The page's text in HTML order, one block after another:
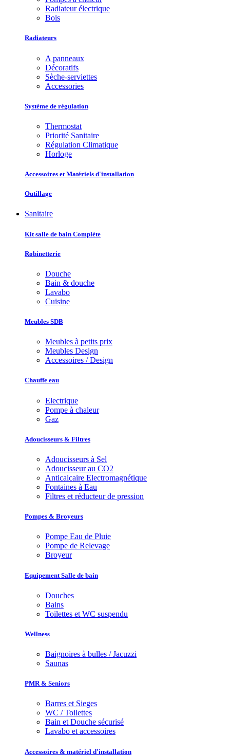
Radiateur électrique
Bois
Radiateurs
A panneaux
Décoratifs
Sèche-serviettes
Accessories
Système de régulation
Thermostat
Priorité Sanitaire
Régulation Climatique
Horloge
Accessoires et Matériels d'installation
Outillage
Sanitaire
Kit salle de bain Complète
Robinetterie
Douche
Bain & douche
Lavabo
Cuisine
Meubles SDB
Meubles à petits prix
Meubles Design
Accessoires / Design
Chauffe eau
Electrique
Pompe à chaleur
Gaz
Adoucisseurs & Filtres
Adoucisseurs à Sel
Adoucisseur au CO2
Anticalcaire Electromagnétique
Fontaines à Eau
Filtres et réducteur de pression
Pompes & Broyeurs
Pompe Eau de Pluie
Pompe de Relevage
Broyeur
Equipement Salle de bain
Douches
Bains
Toilettes et WC suspendu
Wellness
Baignoires à bulles / Jacuzzi
Saunas
PMR & Seniors
Barres et Sieges
WC / Toilettes
Bain et Douche sécurisé
Lavabo et accessoires
Accessoires & matériel d'installation